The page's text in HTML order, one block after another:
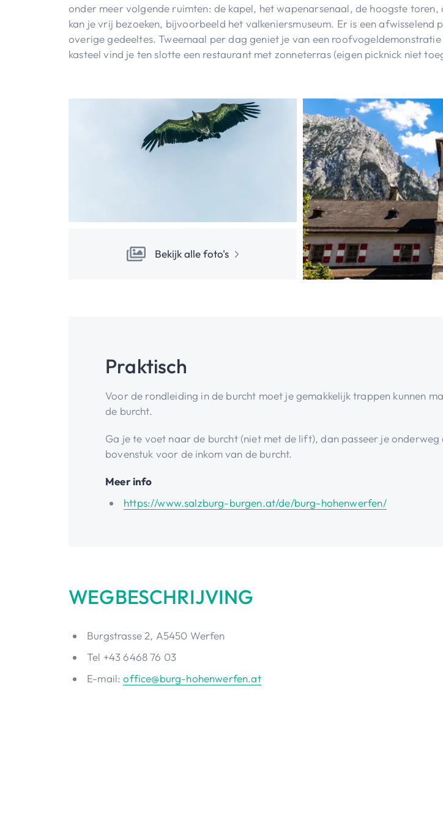
onder meer volgende ruimten: de kapel, het wapenarsenaal, de hoogste
kan je vrij bezoeken, bijvoorbeeld het valkeniersmuseum. Er is een
overige gedeeltes. Tweemaal per dag geniet je van een
kasteel vind je ten slotte een restaurant met zonneterras (eigen picknick niet
Bekijk alle foto's
Praktisch
Voor de rondleiding in de burcht moet je gemakkelijk trappen kunnen
de burcht.
Ga je te voet naar de burcht (niet met de lift), dan passeer je
bovenstuk voor de inkom van de burcht.
Meer info
https://www.salzburg-burgen.at/de/burg-hohenwerfen/
WEGBESCHRIJVING
Burgstrasse 2, A5450 Werfen
Tel +43 6468 76 03
E-mail:office@burg-hohenwerfen.at